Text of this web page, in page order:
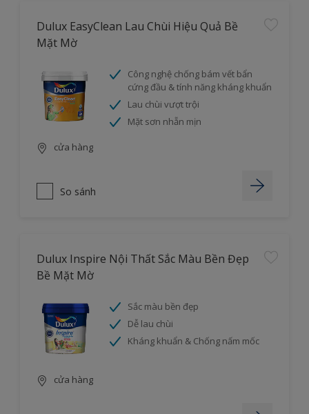
Dulux EasyClean Lau Chùi Hiệu Quả Bề
Mặt Mờ
Công nghệ chống bám vết bẩn
cứng đầu & tính năng kháng khuẩn
Lau chùi vượt trội
Mặt sơn nhẵn mịn
cửa hàng
So sánh
Dulux Inspire Nội Thất Sắc Màu Bền Đẹp
Bề Mặt Mờ
Sắc màu bền đẹp
Dễ lau chùi
Kháng khuẩn & Chống nấm mốc
cửa hàng